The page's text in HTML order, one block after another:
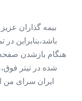
بیمه گذاران عزیز
باشد،بنابراین
هنگام بازشدن صفحه
شده در تیتر
ایران سرای من